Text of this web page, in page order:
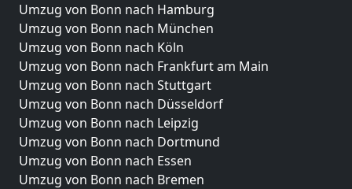
Umzug von Bonn nach Hamburg
Umzug von Bonn nach München
Umzug von Bonn nach Köln
Umzug von Bonn nach Frankfurt am Main
Umzug von Bonn nach Stuttgart
Umzug von Bonn nach Düsseldorf
Umzug von Bonn nach Leipzig
Umzug von Bonn nach Dortmund
Umzug von Bonn nach Essen
Umzug von Bonn nach Bremen